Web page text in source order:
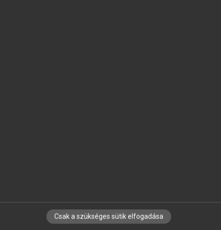
IRATKOZZ FEL HÍRLEVELÜNKRE!
Csak a szükséges sütik elfogadása